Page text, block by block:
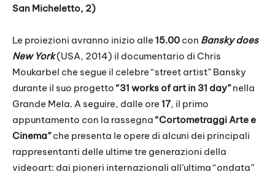
San Micheletto, 2)
Le proiezioni avranno inizio alle 15.00 con Bansky does
New York(USA, 2014) il documentario di Chris
Moukarbel che segue il celebre “street artist” Bansky
durante il suo progetto“31 works of art in 31 day”nella
Grande Mela. A seguire, dalle ore 17, il primo
appuntamento con la rassegna“Cortometraggi Arte e
Cinema”che presenta le opere di alcuni dei principali
rappresentanti delle ultime tre generazioni della
videoart: dai pioneri internazionali all’ultima “ondata”